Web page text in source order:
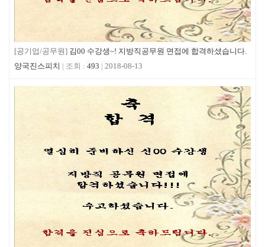
[공기업/공무원] 김00 수강생~! 지방직공무원 면접에 합격하셨습니다.
양국진스피치
493 2018-08-13